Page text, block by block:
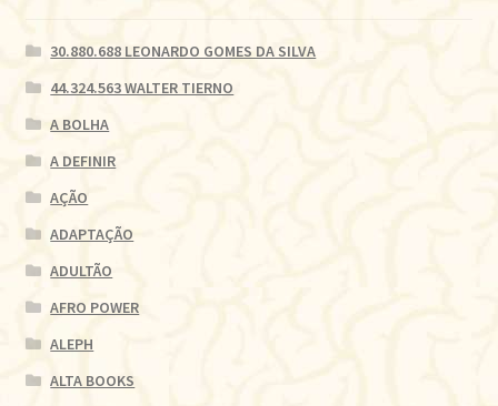
30.880.688 LEONARDO GOMES DA SILVA
44.324.563 WALTER TIERNO
A BOLHA
A DEFINIR
AÇÃO
ADAPTAÇÃO
ADULTÃO
AFRO POWER
ALEPH
ALTA BOOKS